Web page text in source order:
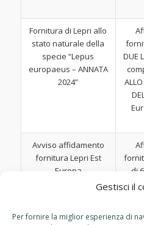
Gestisci il
Per fornire la miglior esperienza di
Fornitura di Lepri allo
stato naturale della
specie “Lepus
europaeus – ANNATA
2024”
DUE
Avviso affidamento
fornitura Lepri Est
Europa
di